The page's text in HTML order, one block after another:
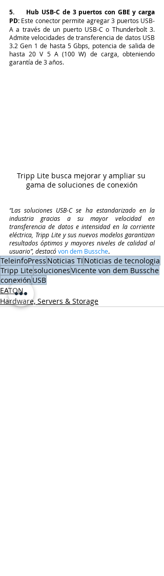
5.     Hub USB-C de 3 puertos con GBE y carga
PD: Este conector permite agregar 3 puertos USB-
A a través de un puerto USB-C o Thunderbolt 3.
Admite velocidades de transferencia de datos USB
3.2 Gen 1 de hasta 5 Gbps, potencia de salida de
hasta 20 V 5 A (100 W) de carga, obteniendo
garantía de 3 años.
Tripp Lite busca mejorar y ampliar su
gama de soluciones de conexión
“Las soluciones USB-C se ha estandarizado en la
industria gracias a su mayor velocidad en
transferencia de datos e intensidad en la corriente
eléctrica, Tripp Lite y sus nuevos modelos garantizan
resultados óptimos y mayores niveles de calidad al
usuario”, destacóvon dem Bussche.
TeleinfoPress Noticias TI Noticias de tecnologia
Tripp LitesolucionesVicente von dem Bussche
conexión USB
EATON
Hardware, Servers & Storage